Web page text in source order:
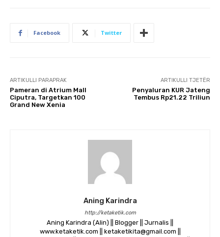
Facebook Twitter
ARTIKULLI PARAPRAK
Pameran di Atrium Mall
Ciputra, Targetkan 100
Grand New Xenia
ARTIKULLI TJETËR
Penyaluran KUR Jateng
Tembus Rp21.22 Triliun
Aning Karindra
http://ketaketik.com
Aning Karindra (Alin) || Blogger || Jurnalis ||
www.ketaketik.com || ketaketikita@gmail.com ||